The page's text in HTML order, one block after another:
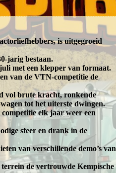
is uitgegroeid
jarig bestaan.
met een klepper van formaat.
van de VTN-competitie de
vol brute kracht, ronkende
tot het uiterste dwingen.
elk jaar weer een
sfeer en drank in de
van verschillende demo’s van
de vertrouwde Kempische